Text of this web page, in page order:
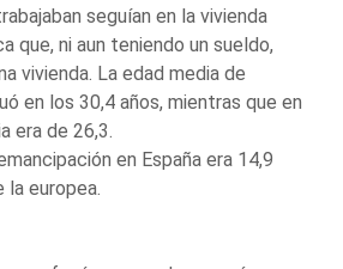
seguían en la vivienda
que, ni aun teniendo un sueldo,
vivienda. La edad media de
en los 30,4 años, mientras que en
era de 26,3.
en España era 14,9
la europea.